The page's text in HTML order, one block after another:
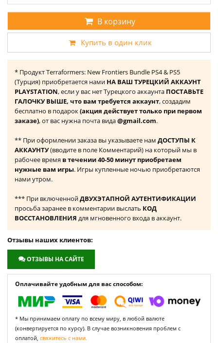
В корзину
Купить в один клик
* Продукт Terraformers: New Frontiers Bundle PS4 & PS5
(Турция) приобретается нами НА ВАШ ТУРЕЦКИЙ АККАУНТ
PLAYSTATION, если у вас нет Турецкого аккаунта ПОСТАВЬТЕ
ГАЛОЧКУ ВЫШЕ, что вам требуется аккаунт, создадим
бесплатно в подарок(акция действует только при первом
заказе), от вас нужна почта вида@gmail.com.
** При оформлении заказа вы указываете нам ДОСТУПЫ К
АККАУНТУ(вводите в поле Комментарий) на который мы в
рабочее время в течении 40-50 минут приобретаем
нужные вам игры. Игры купленные ночью приобретаются
нами утром.
*** При включеннойДВУХЭТАПНОЙ АУТЕНТИФИКАЦИИ
просьба заранее в комментарии выслать КОД
ВОССТАНОВЛЕНИЯ для мгновенного входа в аккаунт.
Отзывы наших клиентов:
ОТЗЫВЫ НА САЙТЕ
Оплачивайте удобным для вас способом:
* Мы принимаем оплату по всему миру, в любой валюте
(конвертируется по курсу). В случае возникновения проблем с
оплатой, свяжитесь с нами.